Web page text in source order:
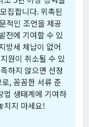
집합니다. 위촉된
적인 조언을 제공
전에 기여할 수 있
방세 체납이 없어
원이 취소될 수 있
하지 않으면 선정
, 꼼꼼한 서류 준
업 생태계에 기여하
치지 마세요!